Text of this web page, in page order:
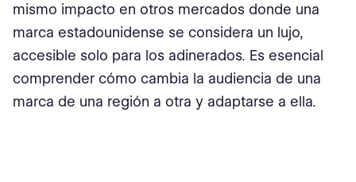
mismo impacto en otros mercados donde una
marca estadounidense se considera un lujo,
accesible solo para los adinerados. Es esencial
comprender cómo cambia la audiencia de una
marca de una región a otra y adaptarse a ella.